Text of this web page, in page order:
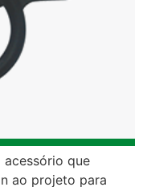
acessório que
ao projeto para